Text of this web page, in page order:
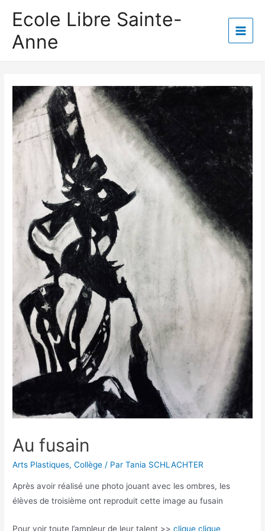
contenu
Ecole Libre Sainte-
Anne
Main
Au fusain
Arts Plastiques,Collège / ParTania SCHLACHTER
Après avoir réalisé une photo jouant avec les ombres, les
élèves de troisième ont reproduit cette image au fusain
Pour voir toute l’ampleur de leur talent >>clique clique